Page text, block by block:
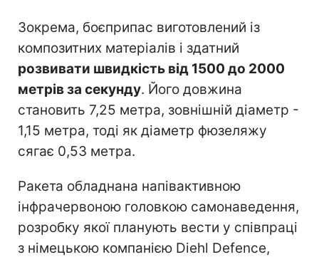
Зокрема, боєприпас виготовлений із
композитних матеріалів і здатний
розвивати швидкість від 1500 до 2000
метрів за секунду. Його довжина
становить 7,25 метра, зовнішній діаметр -
1,15 метра, тоді як діаметр фюзеляжу
сягає 0,53 метра.
Ракета обладнана напівактивною
інфрачервоною головкою самонаведення,
розробку якої планують вести у співпраці
з німецькою компанією Diehl Defence,